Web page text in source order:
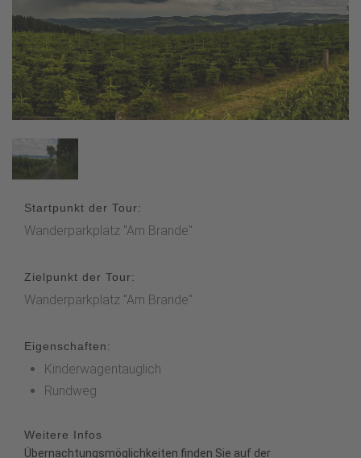
Startpunkt der Tour:
Wanderparkplatz "Am Brande"
Zielpunkt der Tour:
Wanderparkplatz "Am Brande"
Eigenschaften:
Kinderwagentauglich
Rundweg
Weitere Infos
Übernachtungsmöglichkeiten finden Sie auf der